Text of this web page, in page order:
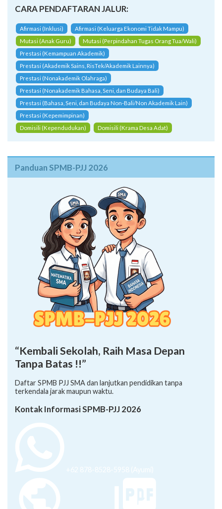
CARA PENDAFTARAN JALUR:
Afirmasi (Inklusi)
Afirmasi (Keluarga Ekonomi Tidak Mampu)
Mutasi (Anak Guru)
Mutasi (Perpindahan Tugas Orang Tua/Wali)
Prestasi (Kemampuan Akademik)
Prestasi (Akademik Sains, RisTek/Akademik Lainnya)
Prestasi (Nonakademik Olahraga)
Prestasi (Nonakademik Bahasa, Seni, dan Budaya Bali)
Prestasi (Bahasa, Seni, dan Budaya Non-Bali/Non Akademik Lain)
Prestasi (Kepemimpinan)
Domisili (Kependudukan)
Domisili (Krama Desa Adat)
Panduan SPMB-PJJ 2026
“Kembali Sekolah, Raih Masa Depan
Tanpa Batas !!”
Daftar SPMB PJJ SMA dan lanjutkan pendidikan tanpa
terkendala jarak maupun waktu.
Kontak Informasi SPMB-PJJ 2026
+62 878-8528-5958 (Ayumi)